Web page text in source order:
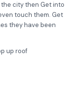
city then Get into
touch them. Get
they have been
up roof